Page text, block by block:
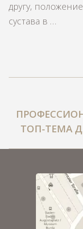
другу,
сустава в …
ПО
ЗАПИСЯМ
ТОП-ТЕМА